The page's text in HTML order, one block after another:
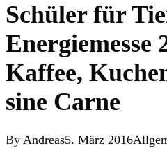
Schüler für
Energiemesse
Kaffee,
sine Carne
By Andreas5. März 2016